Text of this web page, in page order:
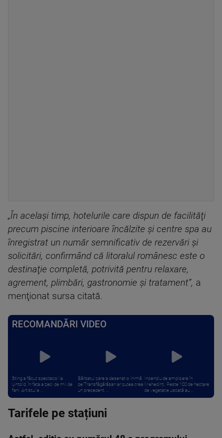
„În acelaşi timp, hotelurile care dispun de facilităţi
precum piscine interioare încălzite şi centre spa au
înregistrat un număr semnificativ de rezervări şi
solicitări, confirmând că litoralul românesc este o
destinaţie completă, potrivită pentru relaxare,
agrement, plimbări, gastronomie şi tratament”, a
menţionat sursa citată.
RECOMANDĂRI VIDEO
Sting a făcut spectacol la
Untold, în fața a zeci de mii de
fani. Artistul a ...
Bărbatul care a desenat o inimă
pe Transfăgărășan ar putea crea
un precedent. ...
Incendiu de amploare în
Mehedinți. Peste 100 de hectare
de vegetație uscată au ...
Tarifele pe stațiuni